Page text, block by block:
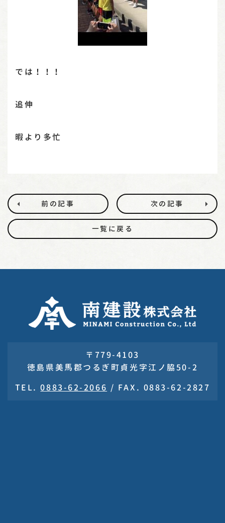
では！！！
追伸
暇より多忙
前の記事 次の記事
一覧に戻る
〒779-4103
徳島県美馬郡つるぎ町貞光字江ノ脇50-2
TEL.0883-62-2066 / FAX. 0883-62-2827